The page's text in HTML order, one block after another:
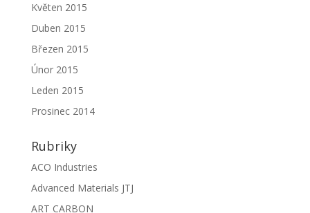
Květen 2015
Duben 2015
Březen 2015
Únor 2015
Leden 2015
Prosinec 2014
Rubriky
ACO Industries
Advanced Materials JTJ
ART CARBON